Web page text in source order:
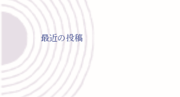
最近の投稿